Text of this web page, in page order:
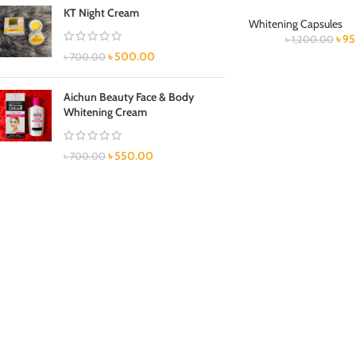
KT Night Cream
৳700.00 ৳500.00
Aichun Beauty Face & Body
Whitening Cream
৳700.00 ৳550.00
Whitening Capsules
৳1,200.00 ৳